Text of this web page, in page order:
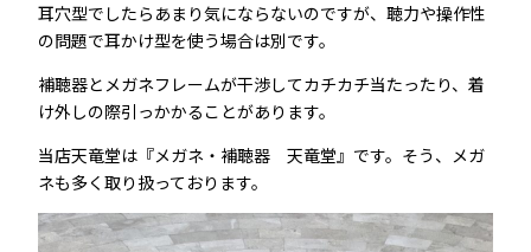
耳穴型でしたらあまり気にならないのですが、聴力や操作性
の問題で耳かけ型を使う場合は別です。
補聴器とメガネフレームが干渉してカチカチ当たったり、着
け外しの際引っかかることがあります。
当店天竜堂は『メガネ・補聴器 天竜堂』です。そう、メガ
ネも多く取り扱っております。